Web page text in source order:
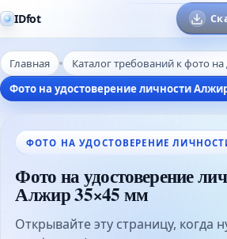
IDfot
Главная
Каталог требований к фото
Фото на удостоверение личности
ФОТО НА УДОСТОВЕРЕНИЕ
Фото на удостоверение
Алжир 35×45 мм
Открывайте эту страницу, когда